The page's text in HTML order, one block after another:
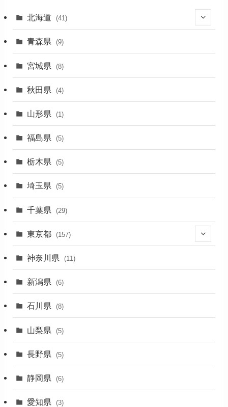
北海道 (41)
(27)
(2)
(1)
(1)
(3)
青森県 (9)
宮城県 (8)
秋田県 (4)
山形県 (1)
福島県 (5)
栃木県 (5)
埼玉県 (5)
千葉県 (29)
東京都 (157)
(36)
(11)
(31)
(1)
(5)
神奈川県 (11)
新潟県 (6)
石川県 (8)
山梨県 (5)
長野県 (5)
静岡県 (6)
愛知県 (3)